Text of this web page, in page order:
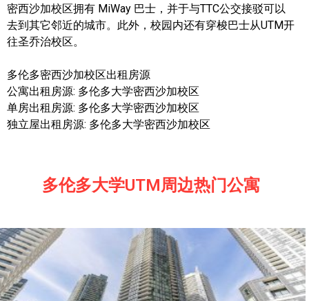
密西沙加校区拥有 MiWay 巴士，并于与TTC公交接驳可以
去到其它邻近的城市。此外，校园内还有穿梭巴士从UTM开
往圣乔治校区。
多伦多密西沙加校区出租房源
公寓出租房源: 多伦多大学密西沙加校区
单房出租房源: 多伦多大学密西沙加校区
独立屋出租房源: 多伦多大学密西沙加校区
多伦多大学UTM周边热门公寓